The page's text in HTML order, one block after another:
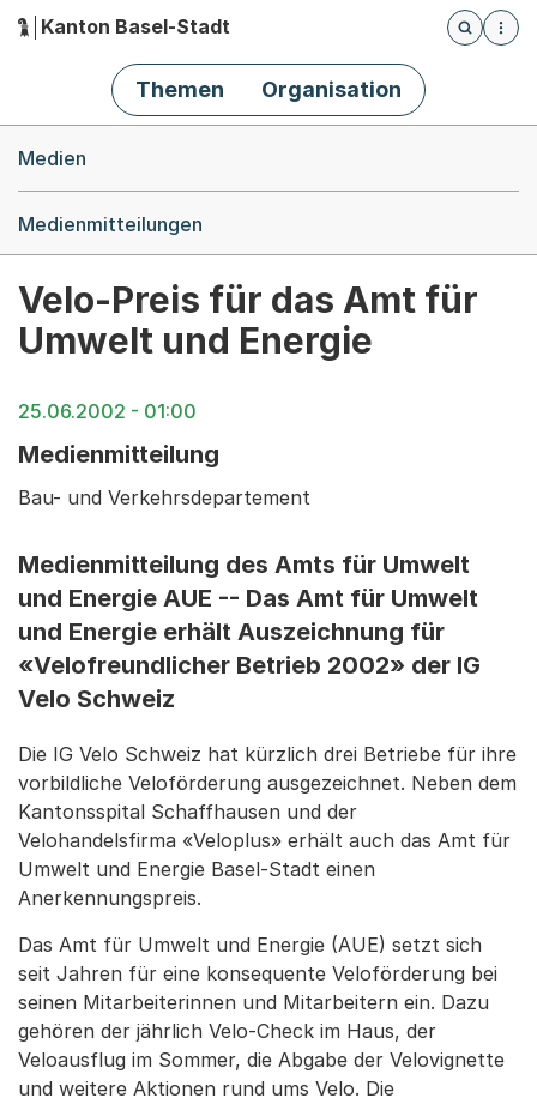
Hauptnavigation
Kanton Basel-Stadt
Öffnet
Themen Organisation
Medien
Medienmitteilungen
Velo-Preis für das Amt für
Umwelt und Energie
25.06.2002 - 01:00
Medienmitteilung
Bau- und Verkehrsdepartement
Medienmitteilung des Amts für Umwelt
und Energie AUE -- Das Amt für Umwelt
und Energie erhält Auszeichnung für
«Velofreundlicher Betrieb 2002» der IG
Velo Schweiz
Die IG Velo Schweiz hat kürzlich drei Betriebe für ihre
vorbildliche Veloförderung ausgezeichnet. Neben dem
Kantonsspital Schaffhausen und der
Velohandelsfirma «Veloplus» erhält auch das Amt für
Umwelt und Energie Basel-Stadt einen
Anerkennungspreis.
Das Amt für Umwelt und Energie (AUE) setzt sich
seit Jahren für eine konsequente Veloförderung bei
seinen Mitarbeiterinnen und Mitarbeitern ein. Dazu
gehören der jährlich Velo-Check im Haus, der
Veloausflug im Sommer, die Abgabe der Velovignette
und weitere Aktionen rund ums Velo. Die